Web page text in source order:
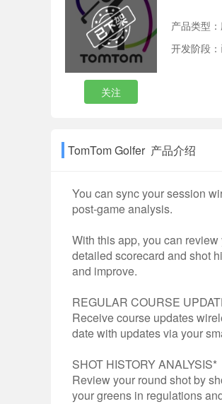
关注
产品类型：
开发阶段
TomTom Golfer 产品介绍
You can sync your session
post-game analysis.
With this app, you can
detailed scorecard and shot
and improve.
REGULAR COURSE
Receive course updates
date with updates via your
SHOT HISTORY ANALYSIS*
Review your round shot by
your greens in regulations